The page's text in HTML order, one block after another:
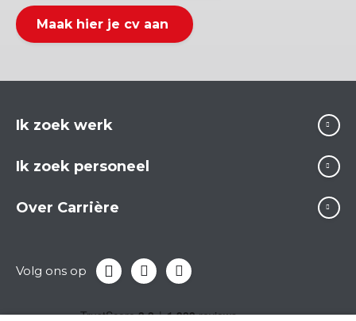
Maak hier je cv aan
Ik zoek werk
Ik zoek personeel
Over Carrière
Volg ons op